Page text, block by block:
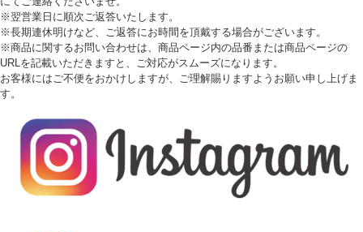
※翌営業日に順次ご返答いたします。
※長期連休明けなど、ご返答にお時間を頂戴する場合がございます。
※商品に関するお問い合わせは、商品ページ内の品番または商品ページの
URLを記載いただきますと、ご対応がスムーズになります。
お客様にはご不便をおかけしますが、ご理解賜りますようお願い申し上げま
す。